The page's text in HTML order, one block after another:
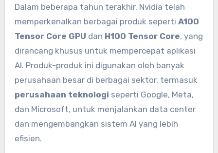
Dalam beberapa tahun terakhir, Nvidia telah
memperkenalkan berbagai produk seperti A100
Tensor Core GPU dan H100 Tensor Core, yang
dirancang khusus untuk mempercepat aplikasi
AI. Produk-produk ini digunakan oleh banyak
perusahaan besar di berbagai sektor, termasuk
perusahaan teknologi seperti Google, Meta,
dan Microsoft, untuk menjalankan data center
dan mengembangkan sistem AI yang lebih
efisien.